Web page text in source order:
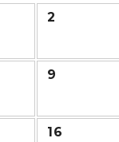
2
9
16